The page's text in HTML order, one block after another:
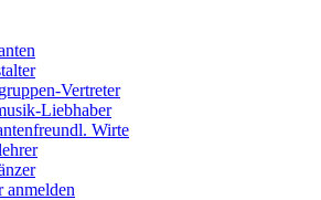
Vertreter
Liebhaber
Wirte
anmelden